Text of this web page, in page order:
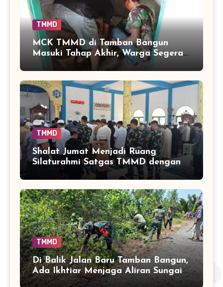
TMMD
MCK TMMD di Tamban Bangun
Masuki Tahap Akhir, Warga Segera
Nikmati Fasilitas Sanitasi yang
Lebih Layak
TMMD
Shalat Jumat Menjadi Ruang
Silaturahmi Satgas TMMD dengan
Warga Tamban Bangun
TMMD
Di Balik Jalan Baru Tamban Bangun,
Ada Ikhtiar Menjaga Aliran Sungai
Tetap Hidup